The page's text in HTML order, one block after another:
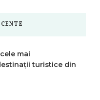
mai
turistice din